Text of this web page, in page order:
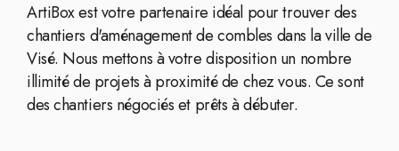
ArtiBox est votre partenaire idéal pour trouver des
chantiers d'aménagement de combles dans la ville de
Visé. Nous mettons à votre disposition un nombre
illimité de projets à proximité de chez vous. Ce sont
des chantiers négociés et prêts à débuter.